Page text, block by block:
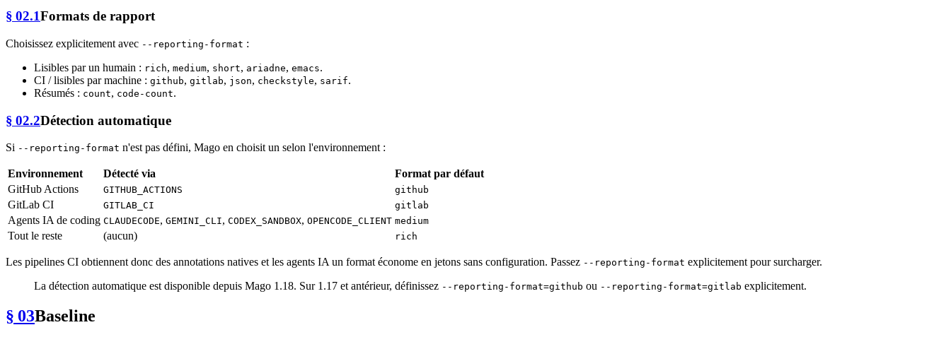
§ 02.1Formats de rapport
Choisissez explicitement avec --reporting-format :
Lisibles par un humain : rich, medium, short, ariadne, emacs.
CI / lisibles par machine : github, gitlab, json, checkstyle, sarif.
Résumés : count, code-count.
§ 02.2Détection automatique
Si --reporting-format n'est pas défini, Mago en choisit un selon l'environnement :
Environnement Détecté via
Format par défaut
GitHub Actions
GITHUB_ACTIONS github
GitLab CI GITLAB_CI gitlab
Agents IA de coding CLAUDECODE, GEMINI_CLI, CODEX_SANDBOX, OPENCODE_CLIENT medium
Tout le reste (aucun) rich
Les pipelines CI obtiennent donc des annotations natives et les agents IA un format économe en jetons sans configuration. Passez --reporting-format explicitement pour surcharger.
La détection automatique est disponible depuis Mago 1.18. Sur 1.17 et antérieur, définissez --reporting-format=github ou --reporting-format=gitlab explicitement.
§ 03Baseline